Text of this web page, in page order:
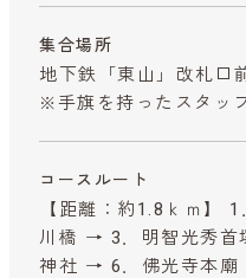
集合場所
地下鉄「東山」改札口
※手旗を持ったスタッ
コースルート
【距離：約1.8ｋｍ】
川橋 → 3．明智光秀
神社 → 6．佛光寺本